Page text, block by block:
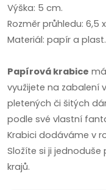
Výška: 5 cm.
Rozměr průhledu: 6,5
Materiál: papír a plast.
Papírová krabice
využijete na zabalení
pletených či šitých
podle své vlastní
Krabici dodáváme v
Složíte si ji
krajů.